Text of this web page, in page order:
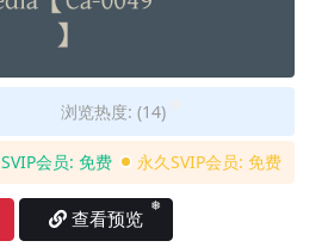
❅
浏览热度: (14)
SVIP会员: 免费 永久SVIP会员: 免费
查看预览